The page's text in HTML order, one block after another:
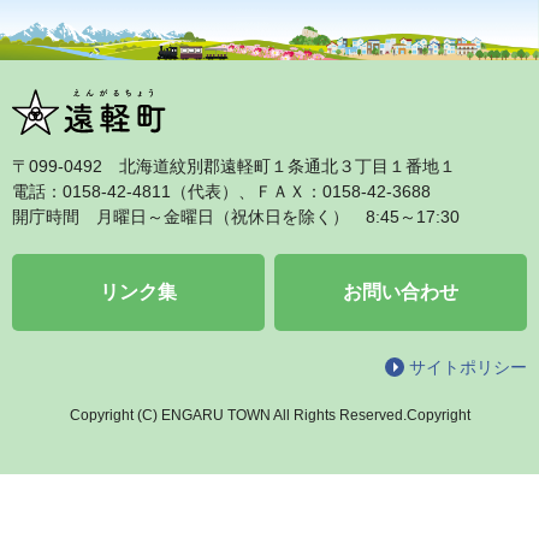
〒099‐0492 北海道紋別郡遠軽町１条通北３丁目１番地１
電話：0158‐42‐4811（代表）、ＦＡＸ：0158‐42‐3688
開庁時間 月曜日～金曜日（祝休日を除く） 8:45～17:30
リンク集 お問い合わせ
サイトポリシー
Copyright (C) ENGARU TOWN All Rights Reserved.Copyright